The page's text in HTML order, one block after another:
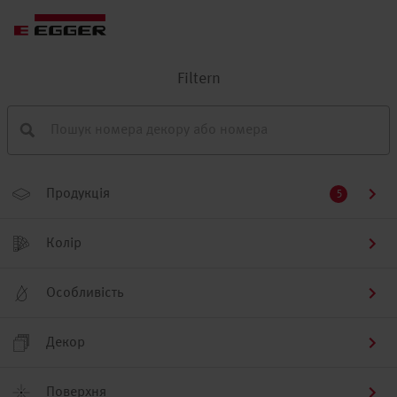
Filtern
Продукція 5
Колір
Особливість
Декор
Поверхня